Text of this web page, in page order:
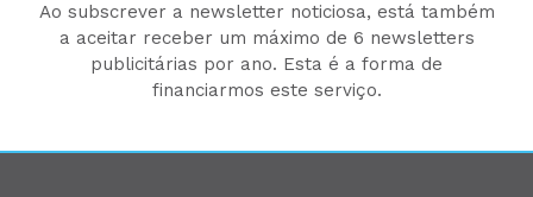
Ao subscrever a newsletter noticiosa, está também
a aceitar receber um máximo de 6 newsletters
publicitárias por ano. Esta é a forma de
financiarmos este serviço.